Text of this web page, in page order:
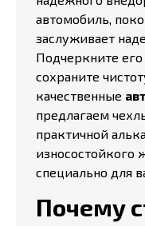
автомобиль,
заслуживает
Подчеркните
сохраните
качественные
предлагаем
практичной
износостойкого
специально для
Почему